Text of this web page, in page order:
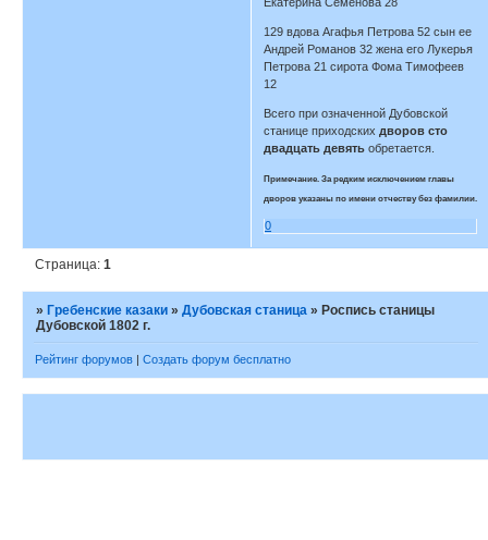
129 вдова Агафья Петрова 52 сын ее
Андрей Романов 32 жена его Лукерья
Петрова 21 сирота Фома Тимофеев
12
Всего при означенной Дубовской
станице приходских дворов сто
двадцать девять обретается.
Примечание. За редким исключением главы
дворов указаны по имени отчеству без фамилии.
0
Страница:1
»Гребенские казаки »Дубовская станица »Роспись станицы
Дубовской 1802 г.
Рейтинг форумов Создать форум бесплатно